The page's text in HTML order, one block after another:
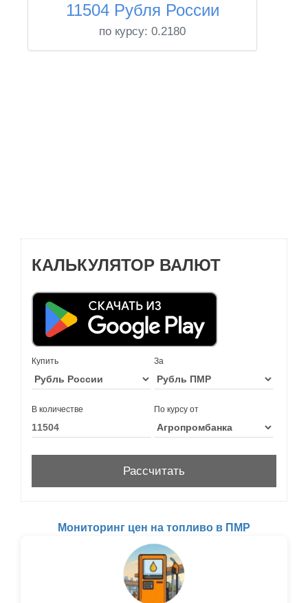
11504 Рубля России
по курсу: 0.2180
КАЛЬКУЛЯТОР ВАЛЮТ
Купить За
В количестве По курсу от
Мониторинг цен на топливо в ПМР